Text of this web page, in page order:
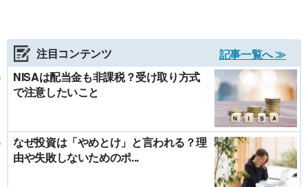
注目コンテンツ
記事一覧へ ≫
NISAは配当金も非課税？受け取り方式
で注意したいこと
なぜ投資は「やめとけ」と言われる？理
由や失敗しないためのポ...